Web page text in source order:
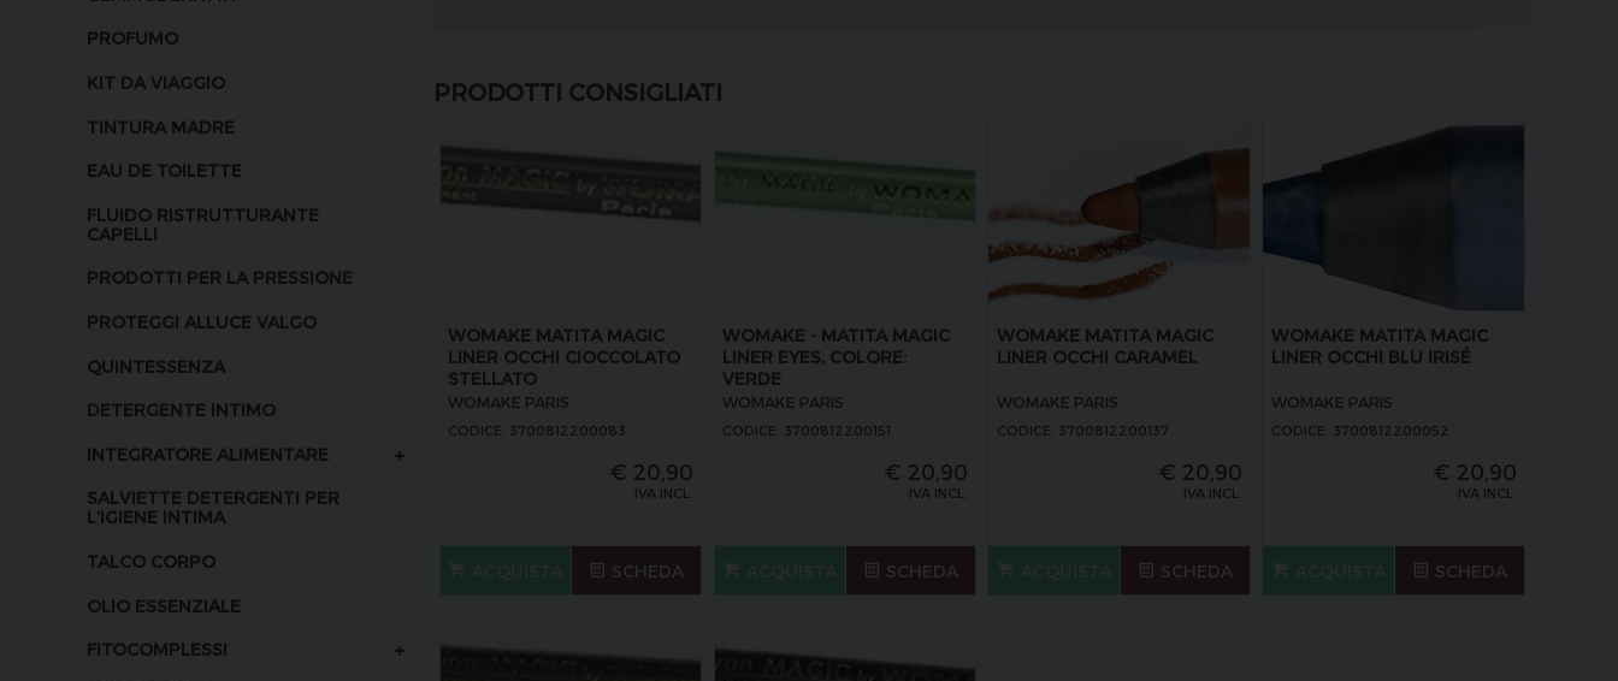
PROFUMO
KIT DA VIAGGIO
TINTURA MADRE
EAU DE TOILETTE
FLUIDO RISTRUTTURANTE
CAPELLI
PRODOTTI PER LA PRESSIONE
PROTEGGI ALLUCE VALGO
QUINTESSENZA
DETERGENTE INTIMO
INTEGRATORE ALIMENTARE +
SALVIETTE DETERGENTI PER
L'IGIENE INTIMA
TALCO CORPO
OLIO ESSENZIALE
FITOCOMPLESSI +
PRODOTTI CONSIGLIATI
WOMAKE MATITA MAGIC
LINER OCCHI CIOCCOLATO
STELLATO
WOMAKE PARIS
CODICE: 3700812200083
€ 20,90
IVA INCL.
SCHEDA
WOMAKE - MATITA MAGIC
LINER EYES, COLORE:
VERDE
WOMAKE PARIS
CODICE: 3700812200151
€ 20,90
IVA INCL.
SCHEDA
WOMAKE MATITA MAGIC
LINER OCCHI CARAMEL
WOMAKE PARIS
CODICE: 3700812200137
€ 20,90
IVA INCL.
SCHEDA
WOMAKE MATITA MAGIC
LINER OCCHI BLU IRISÉ
WOMAKE PARIS
CODICE: 3700812200052
€ 20,90
IVA INCL.
SCHEDA